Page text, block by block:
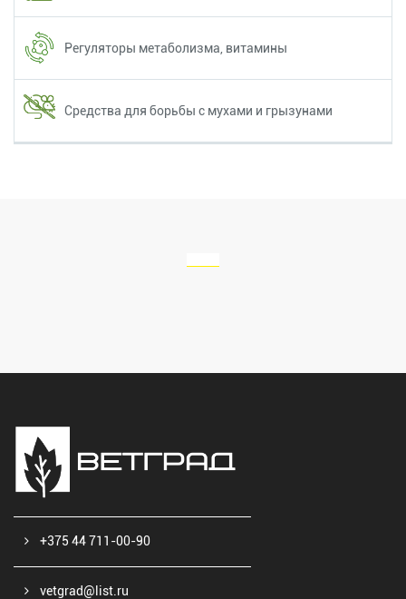
Регуляторы метаболизма, витамины
Средства для борьбы с мухами и грызунами
+375 44 711-00-90
vetgrad@list.ru